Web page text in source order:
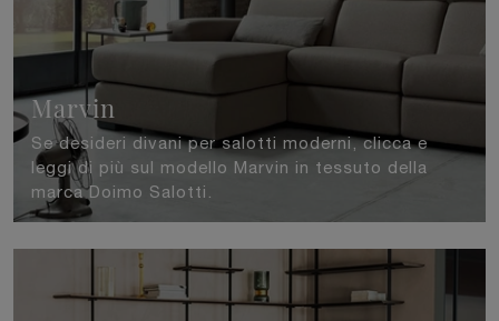
Marvin
Se desideri divani per salotti moderni, clicca e
leggi di più sul modello Marvin in tessuto della
marca Doimo Salotti.